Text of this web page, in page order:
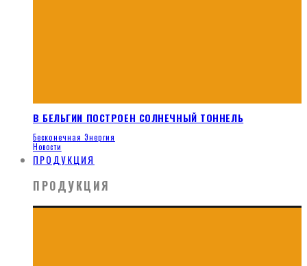
В БЕЛЬГИИ ПОСТРОЕН СОЛНЕЧНЫЙ ТОННЕЛЬ
Бесконечная Энергия
Новости
ПРОДУКЦИЯ
ПРОДУКЦИЯ